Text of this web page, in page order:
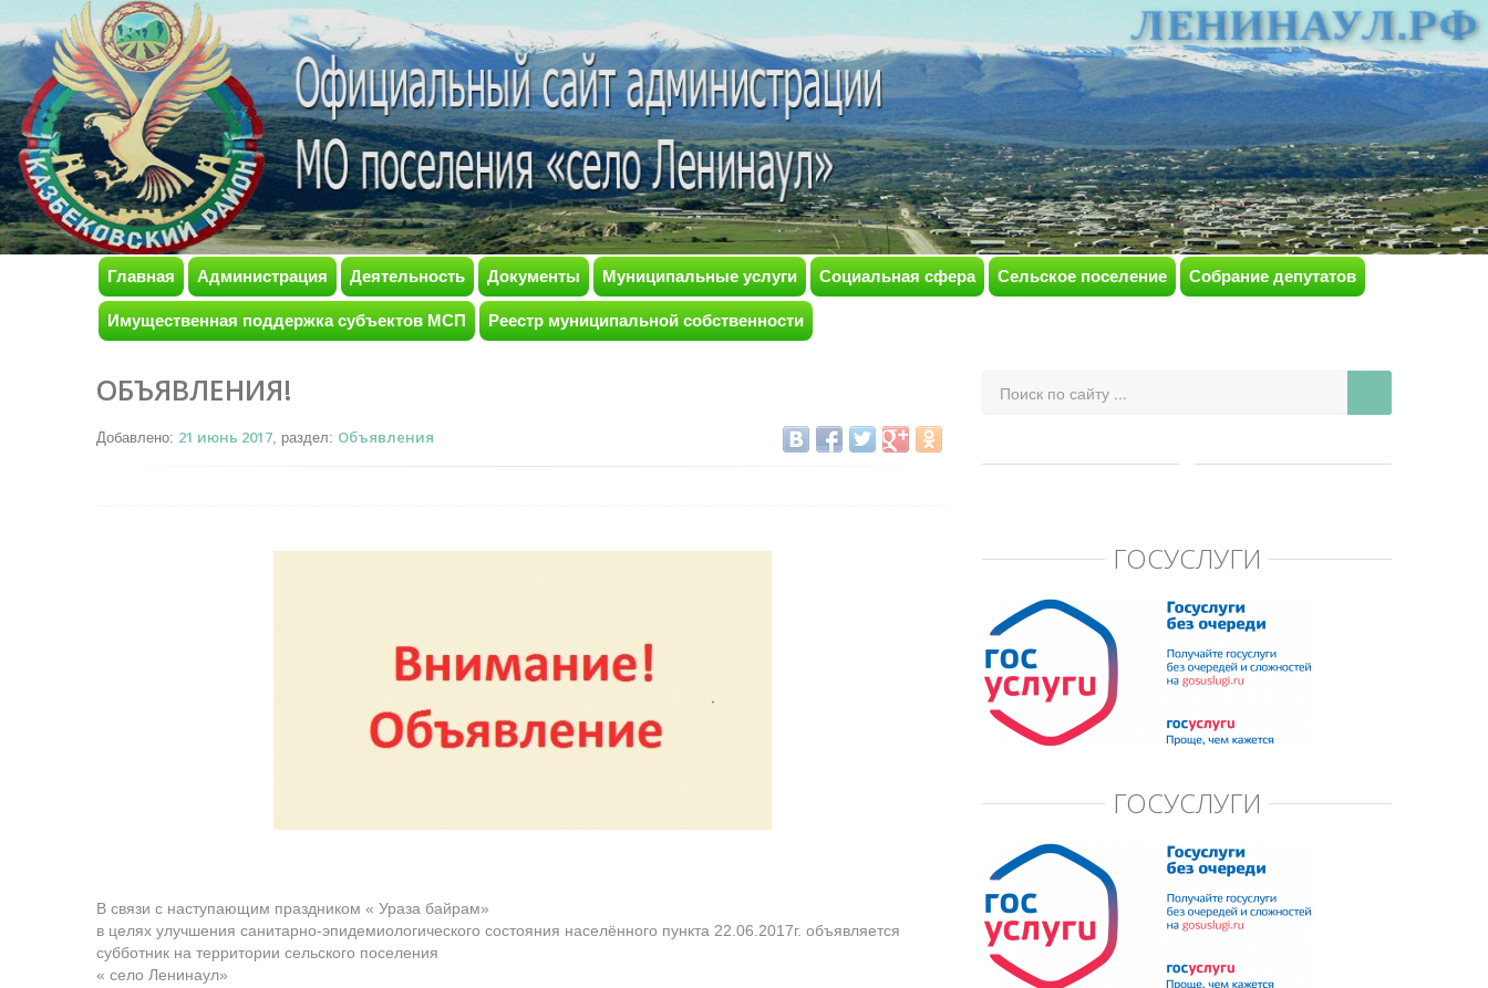
Главная Администрация Деятельность Документы Муниципальные услуги Социальная сфера Сельское поселение Собрание депутатов
Имущественная поддержка субъектов МСП Реестр муниципальной собственности
ОБЪЯВЛЕНИЯ!
Добавлено: 21 июнь 2017, раздел: Объявления
В связи с наступающим праздником « Ураза байрам»
в целях улучшения санитарно-эпидемиологического состояния населённого пункта 22.06.2017г. объявляется
субботник на территории сельского поселения
« село Ленинаул»
ГОСУСЛУГИ
ГОСУСЛУГИ